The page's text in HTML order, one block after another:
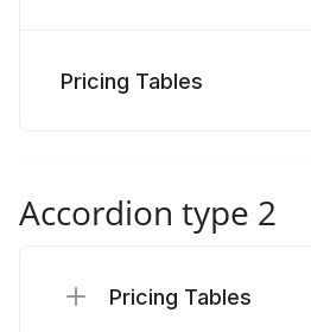
Pricing Tables
Accordion type 2
Pricing Tables